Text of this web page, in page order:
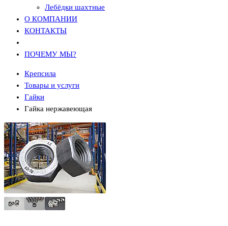
Лебёдки шахтные
О КОМПАНИИ
КОНТАКТЫ
ПОЧЕМУ МЫ?
Крепсила
Товары и услуги
Гайки
Гайка нержавеющая